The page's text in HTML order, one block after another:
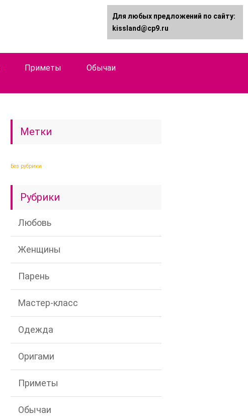
Приметы
Обычаи
Метки
Без рубрики
Рубрики
Любовь
Женщины
Парень
Мастер-класс
Одежда
Оригами
Приметы
Обычаи
Для любых предложений по сайту:
kissland@cp9.ru